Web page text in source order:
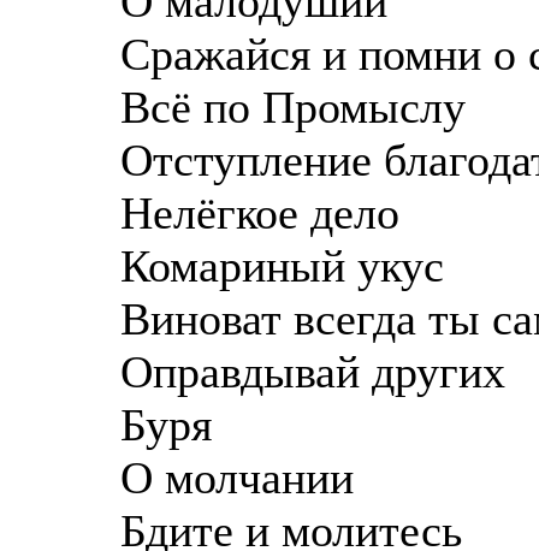
Сражайся и помни о
Всё по Промыслу
Отступление
Нелёгкое дело
Комариный укус
Виноват всегда ты
Оправдывай других
Буря
О молчании
Бдите и молитесь